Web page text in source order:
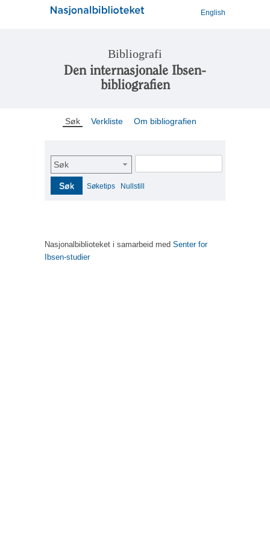
English
Bibliografi
Den internasjonale Ibsen-
bibliografien
Søk Verkliste Om bibliografien
Søk
Søk Søketips Nullstill
Nasjonalbiblioteket i samarbeid med Senter for
Ibsen-studier